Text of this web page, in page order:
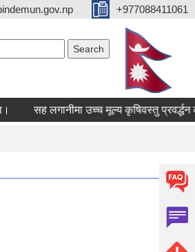
+977088411061
सह लगानीमा उच्च मूल्य कृषिवस्तु प्रवर्द्धन